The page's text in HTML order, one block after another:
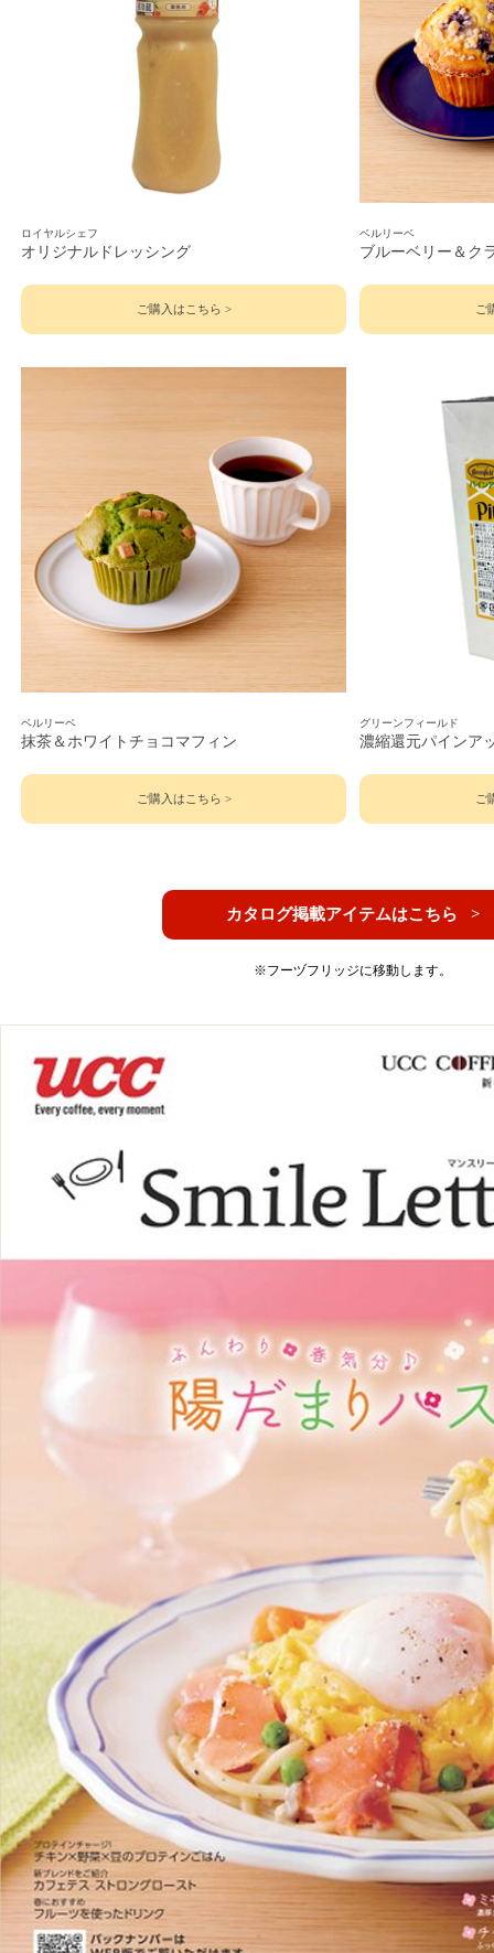
ロイヤルシェフ
オリジナルドレッシング
ご購入はこちら >
ベルリーベ
ブルーベリー＆ク
ご
ベルリーベ
抹茶＆ホワイトチョコマフィン
ご購入はこちら >
グリーンフィールド
濃縮還元パインア
ご
カタログ掲載アイテムはこちら >
※フーヅフリッジに移動します。